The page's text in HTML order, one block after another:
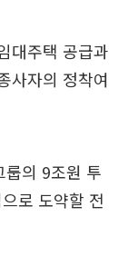
대주택 공급과
사자의 정착여
의 9조원 투
로 도약할 전